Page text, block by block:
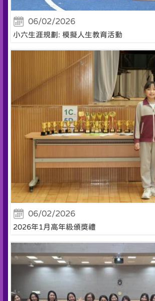
06/02/2026
小六生涯規劃: 模擬人生教育活動
06/02/2026
2026年1月高年級頒獎禮